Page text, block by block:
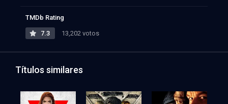
TMDb Rating
7.3 13,202 votos
Títulos similares